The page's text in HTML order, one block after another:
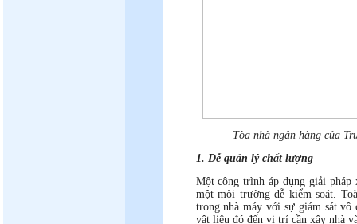
Tòa nhà ngân hàng của
1. Dễ quản lý chất lượng
Một công trình áp dụng giải pháp
một môi trường dễ kiểm soát.
trong nhà máy với sự giám sát vô
vật liệu đó đến vị trí cần xây nhà